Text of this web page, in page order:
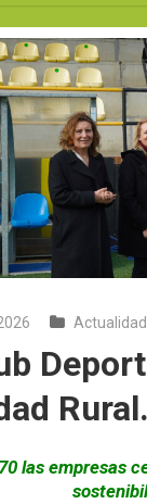
Actualidad
las empresas